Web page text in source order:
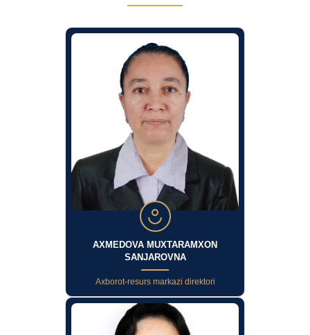
AXMEDOVA MUXTARAMXON
SANJAROVNA
Axborot-resurs markazi direktori